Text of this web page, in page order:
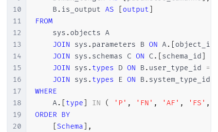
37
38
39
40
41
42
43
44
45
46
47
RETURNS
@Retorno TABLE
]
BEGIN
INSERT
SELECT
[ object_id [name ] FROM sys
RETURN
10
11
12
13
14
15
16
17
18
19
20
    B
. is_output AS output
FROM
    sys
. objects A
JOIN sys . parameters B ON A. object_id
JOIN sys . schemas C ON C. schema_id
JOIN sys . types D ON B . user_type_id =
JOIN sys . types E ON B . system_type_id
WHERE
    A
. type IN ( 'P' , 'FN' , 'AF' , 'FS' ,
ORDER BY
Schema
,